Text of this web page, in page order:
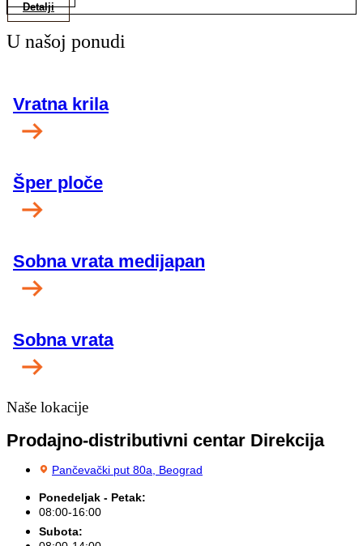
Detalji
U našoj ponudi
Vratna krila
Šper ploče
Sobna vrata medijapan
Sobna vrata
Naše lokacije
Prodajno-distributivni centar Direkcija
Pančevački put 80a, Beograd
Ponedeljak - Petak:
08:00-16:00
Subota: